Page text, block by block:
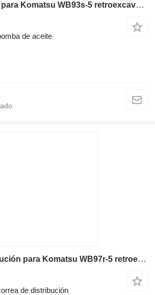
Bomba de aceite para Komatsu WB93s-5 retroexcavadora
de aceite
Correa de distribución para Komatsu WB97r-5 retroexcavadora
de distribución